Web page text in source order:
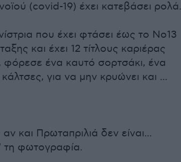
(covid-19) έχει κατεβάσει ρολά.
που έχει φτάσει έως το Νο13
και έχει 12 τίτλους καριέρας
φόρεσε ένα καυτό σορτσάκι, ένα
για να μην κρυώνει και ...
και Πρωταπριλιά δεν είναι...
τη φωτογραφία.